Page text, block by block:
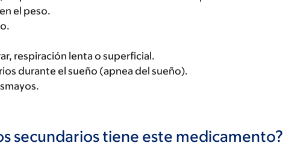
el peso.
respiración lenta o superficial.
durante el sueño (apnea del sueño).
secundarios tiene este medicamento?